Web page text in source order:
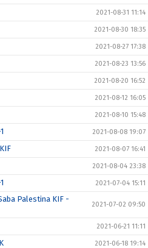
2021-08-31 11:14
2021-08-30 18:35
2021-08-27 17:38
2021-08-23 13:56
2021-08-20 16:52
2021-08-12 16:05
2021-08-10 15:48
2021-08-08 19:07
2021-08-07 16:41
2021-08-04 23:38
2021-07-04 15:11
Palestina KIF -
2021-07-02 09:50
2021-06-21 11:11
2021-06-18 19:14